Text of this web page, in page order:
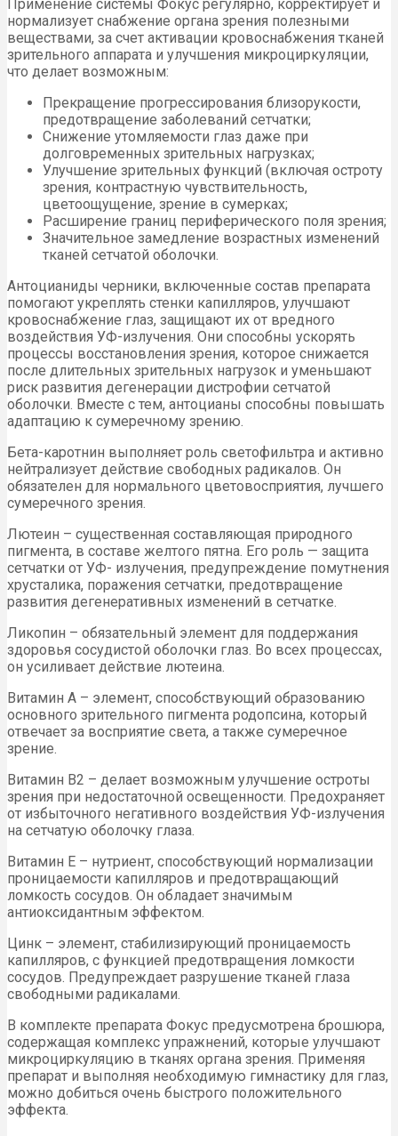
Применение системы Фокус регулярно, корректирует и
нормализует снабжение органа зрения полезными
веществами, за счет активации кровоснабжения тканей
зрительного аппарата и улучшения микроциркуляции,
что делает возможным:
Прекращение прогрессирования близорукости,
предотвращение заболеваний сетчатки;
Снижение утомляемости глаз даже при
долговременных зрительных нагрузках;
Улучшение зрительных функций (включая остроту
зрения, контрастную чувствительность,
цветоощущение, зрение в сумерках;
Расширение границ периферического поля зрения;
Значительное замедление возрастных изменений
тканей сетчатой оболочки.
Антоцианиды черники, включенные состав препарата
помогают укреплять стенки капилляров, улучшают
кровоснабжение глаз, защищают их от вредного
воздействия УФ-излучения. Они способны ускорять
процессы восстановления зрения, которое снижается
после длительных зрительных нагрузок и уменьшают
риск развития дегенерации дистрофии сетчатой
оболочки. Вместе с тем, антоцианы способны повышать
адаптацию к сумеречному зрению.
Бета-каротнин выполняет роль светофильтра и активно
нейтрализует действие свободных радикалов. Он
обязателен для нормального цветовосприятия, лучшего
сумеречного зрения.
Лютеин – существенная составляющая природного
пигмента, в составе желтого пятна. Его роль — защита
сетчатки от УФ- излучения, предупреждение помутнения
хрусталика, поражения сетчатки, предотвращение
развития дегенеративных изменений в сетчатке.
Ликопин – обязательный элемент для поддержания
здоровья сосудистой оболочки глаз. Во всех процессах,
он усиливает действие лютеина.
Витамин А – элемент, способствующий образованию
основного зрительного пигмента родопсина, который
отвечает за восприятие света, а также сумеречное
зрение.
Витамин В2 – делает возможным улучшение остроты
зрения при недостаточной освещенности. Предохраняет
от избыточного негативного воздействия УФ-излучения
на сетчатую оболочку глаза.
Витамин Е – нутриент, способствующий нормализации
проницаемости капилляров и предотвращающий
ломкость сосудов. Он обладает значимым
антиоксидантным эффектом.
Цинк – элемент, стабилизирующий проницаемость
капилляров, с функцией предотвращения ломкости
сосудов. Предупреждает разрушение тканей глаза
свободными радикалами.
В комплекте препарата Фокус предусмотрена брошюра,
содержащая комплекс упражнений, которые улучшают
микроциркуляцию в тканях органа зрения. Применяя
препарат и выполняя необходимую гимнастику для глаз,
можно добиться очень быстрого положительного
эффекта.